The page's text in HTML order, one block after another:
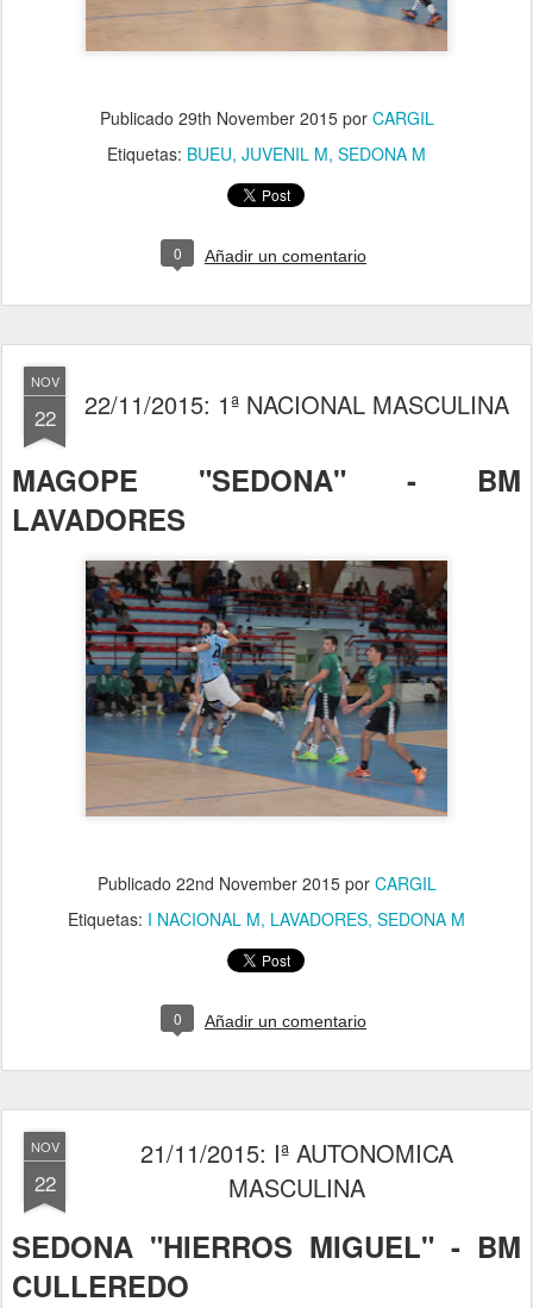
Publicado 29th November 2015por CARGIL
Etiquetas: BUEU JUVENIL M SEDONA M
0 Añadir un comentario
NOV
22 22/11/2015: 1ª NACIONAL MASCULINA
MAGOPE "SEDONA" - BM
LAVADORES
Publicado 22nd November 2015por CARGIL
Etiquetas: I NACIONAL M LAVADORES SEDONA M
0 Añadir un comentario
NOV
22
21/11/2015: Iª AUTONOMICA
MASCULINA
SEDONA "HIERROS MIGUEL" - BM
CULLEREDO